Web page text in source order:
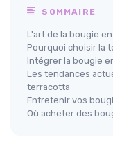
SOMMAIRE
L'art de la bougie
Pourquoi choisir la
Intégrer la bougie
Les tendances
terracotta
Entretenir vos
Où acheter des